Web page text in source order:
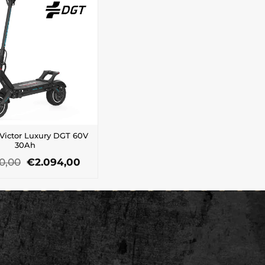
Luxury DGT 60V
30Ah
El
era:
€2.290,00.
€2.094,00El
es:
€2.094,00.